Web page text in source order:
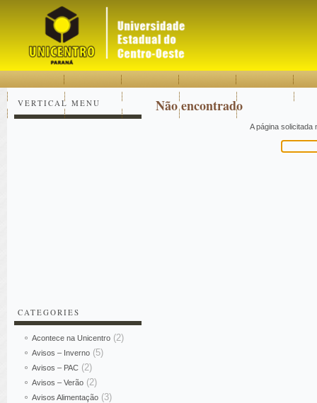
VERTICAL MENU
CATEGORIES
Acontece na Unicentro (2)
Avisos – Inverno (5)
Avisos – PAC (2)
Avisos – Verão (2)
Avisos Alimentação (3)
Não encontrado
A página solicitada
Pesquisar